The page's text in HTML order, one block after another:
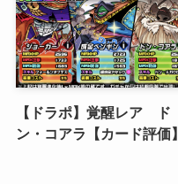
【ドラポ】覚醒レア ド
ン・コアラ【カード評価】